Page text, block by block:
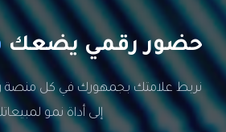
رقمي يضعك
علامتك بجمهورك في كل منصة
إلى أداة نمو لمبيعاتك.